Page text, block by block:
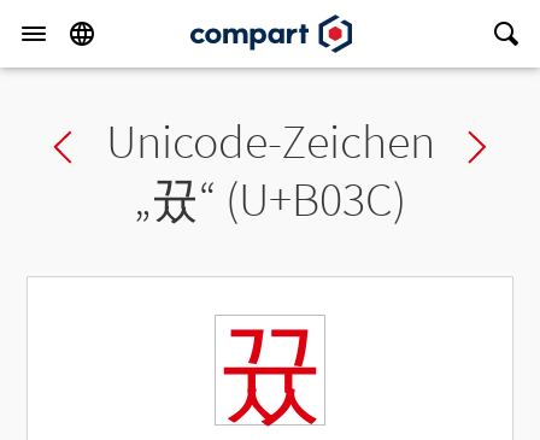
Previous char
Unicode-Zeichen
„뀼“ (U+B03C)
뀼